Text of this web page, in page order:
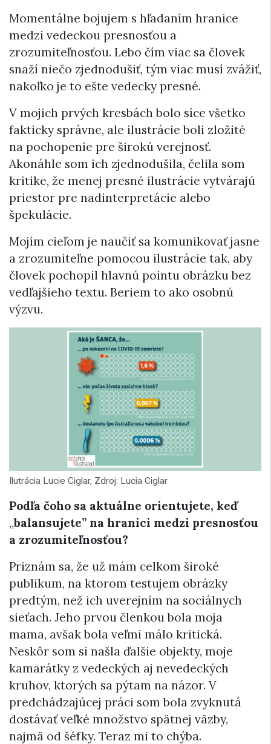
Momentálne bojujem s hľadaním hranice
medzi vedeckou presnosťou a
zrozumiteľnosťou. Lebo čím viac sa človek
snaží niečo zjednodušiť, tým viac musí zvážiť,
nakoľko je to ešte vedecky presné.
V mojich prvých kresbách bolo síce všetko
fakticky správne, ale ilustrácie boli zložité
na pochopenie pre širokú verejnosť.
Akonáhle som ich zjednodušila, čelila som
kritike, že menej presné ilustrácie vytvárajú
priestor pre nadinterpretácie alebo
špekulácie.
Mojím cieľom je naučiť sa komunikovať jasne
a zrozumiteľne pomocou ilustrácie tak, aby
človek pochopil hlavnú pointu obrázku bez
vedľajšieho textu. Beriem to ako osobnú
výzvu.
Ilutrácia Lucie Ciglar, Zdroj: Lucia Ciglar
Podľa čoho sa aktuálne orientujete, keď
„balansujete” na hranici medzi presnosťou
a zrozumiteľnosťou?
Priznám sa, že už mám celkom široké
publikum, na ktorom testujem obrázky
predtým, než ich uverejním na sociálnych
sieťach. Jeho prvou členkou bola moja
mama, avšak bola veľmi málo kritická.
Neskôr som si našla ďalšie objekty, moje
kamarátky z vedeckých aj nevedeckých
kruhov, ktorých sa pýtam na názor. V
predchádzajúcej práci som bola zvyknutá
dostávať veľké množstvo spätnej väzby,
najmä od šéfky. Teraz mi to chýba.